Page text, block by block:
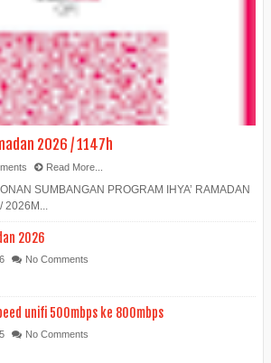
2026 / 1147h
Read More...
SUMBANGAN PROGRAM IHYA’ RAMADAN
2026M...
2026
No Comments
unifi 500mbps ke 800mbps
No Comments